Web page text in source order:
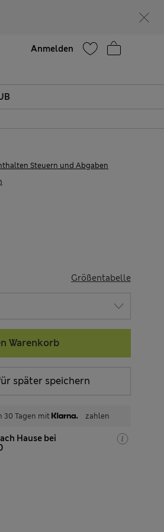
Anmelden
Steuern und Abgaben
Größentabelle
Warenkorb
später speichern
30 Tagen mit zahlen
Hause bei